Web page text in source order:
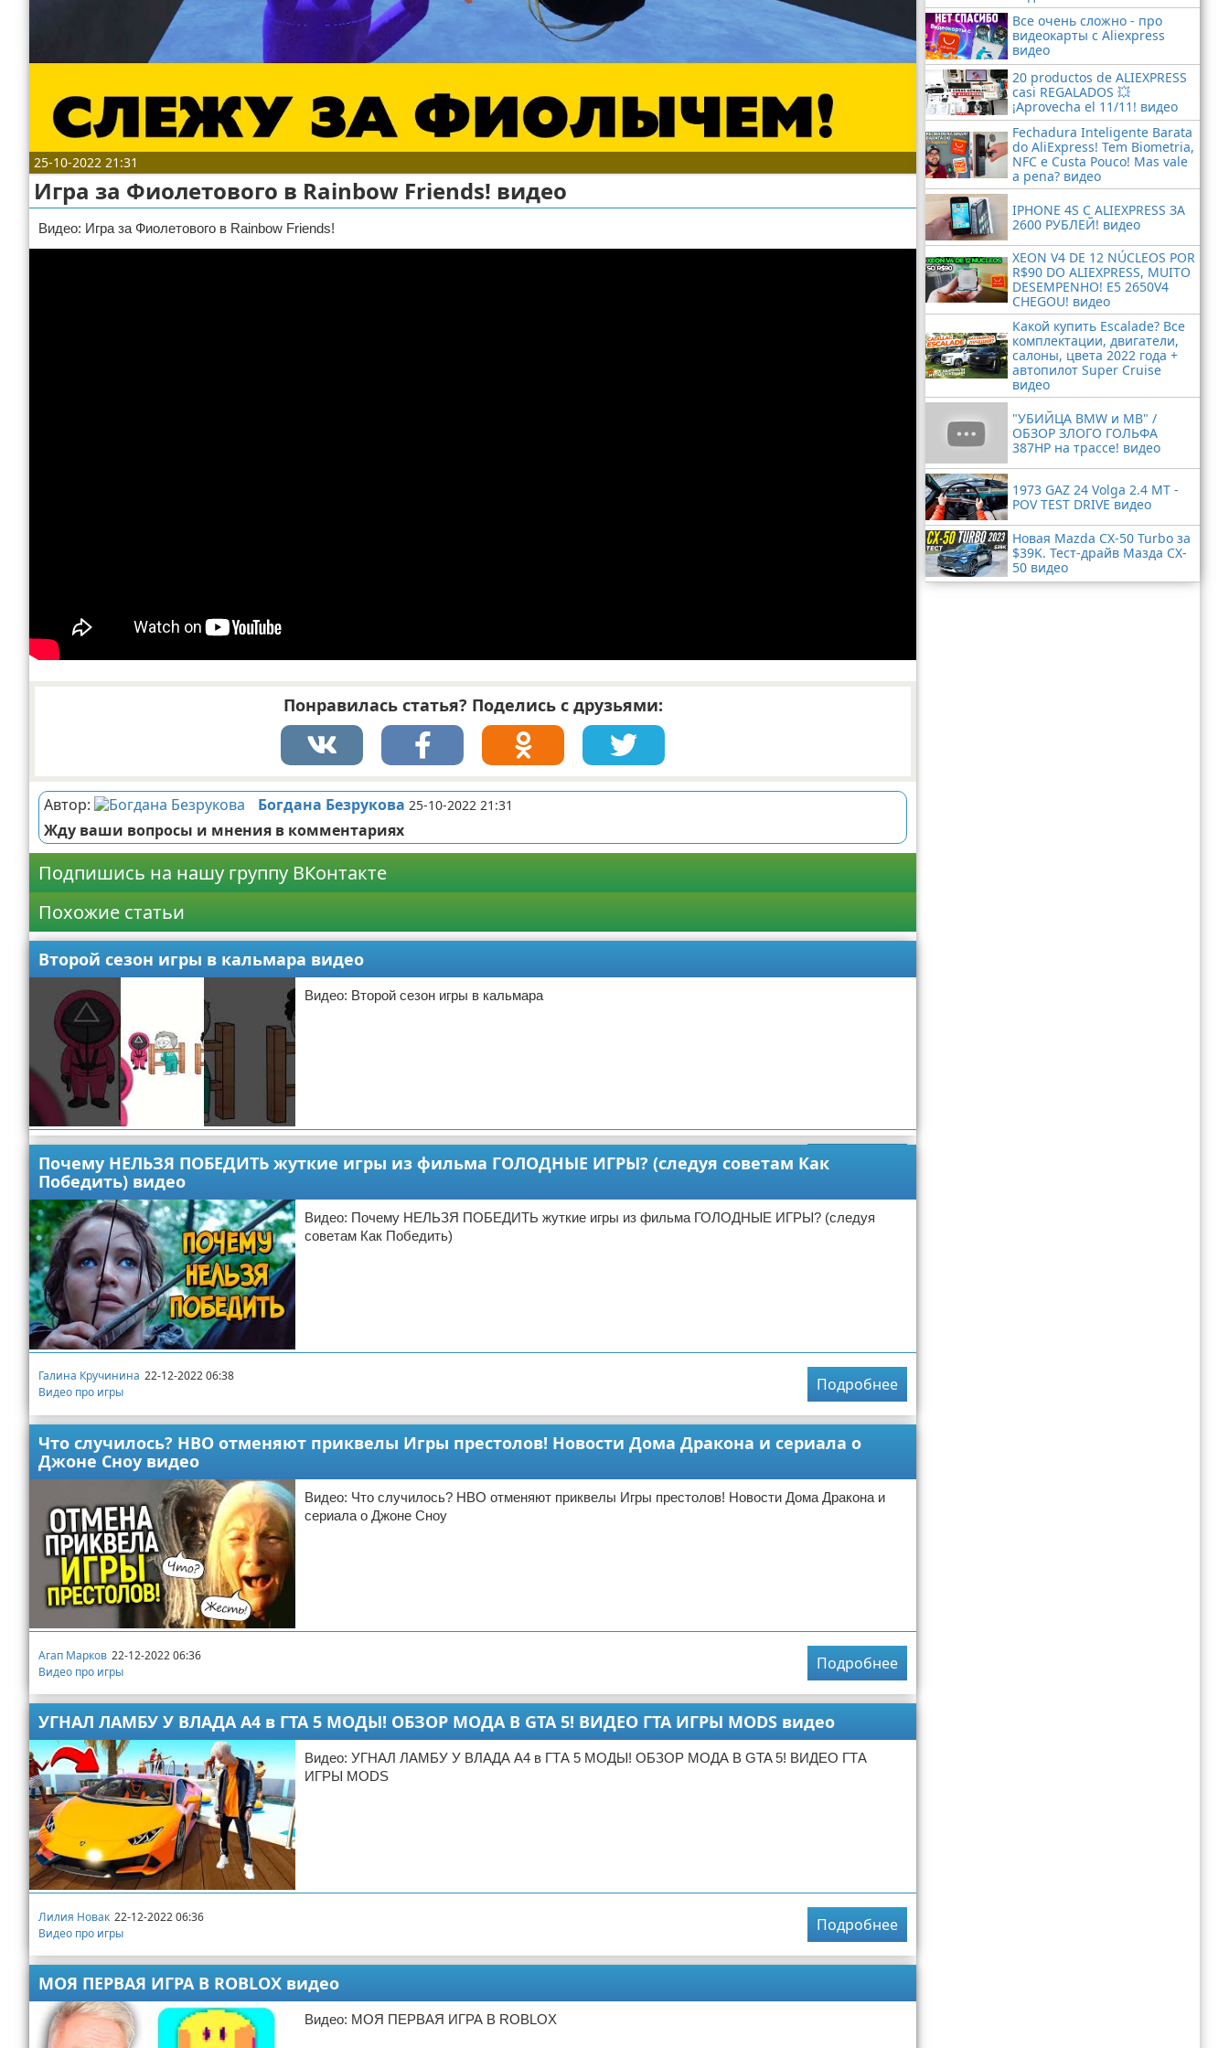
Своими руками
Строительство и ремонт
Отказ от ответственности
25-10-2022 21:31
Игра за Фиолетового в Rainbow Friends! видео
Видео: Игра за Фиолетового в Rainbow Friends!
Понравилась статья? Поделись с друзьями:
Автор: Богдана Безрукова 25-10-2022 21:31
Жду ваши вопросы и мнения в комментариях
Подпишись на нашу группу ВКонтакте
Похожие статьи
Второй сезон игры в кальмара видео
Видео: Второй сезон игры в кальмара
Видео про игры
Подробнее
Почему НЕЛЬЗЯ ПОБЕДИТЬ жуткие игры из фильма ГОЛОДНЫЕ ИГРЫ? (следуя советам Как
Победить) видео
Видео: Почему НЕЛЬЗЯ ПОБЕДИТЬ жуткие игры из фильма ГОЛОДНЫЕ ИГРЫ? (следуя
советам Как Победить)
Галина Кручинина 22-12-2022 06:38
Видео про игры
Подробнее
Что случилось? НВО отменяют приквелы Игры престолов! Новости Дома Дракона и сериала о
Джоне Сноу видео
Видео: Что случилось? НВО отменяют приквелы Игры престолов! Новости Дома Дракона и
сериала о Джоне Сноу
Агап Марков 22-12-2022 06:36
Видео про игры
Подробнее
УГНАЛ ЛАМБУ У ВЛАДА А4 в ГТА 5 МОДЫ! ОБЗОР МОДА В GTA 5! ВИДЕО ГТА ИГРЫ MODS видео
Видео: УГНАЛ ЛАМБУ У ВЛАДА А4 в ГТА 5 МОДЫ! ОБЗОР МОДА В GTA 5! ВИДЕО ГТА
ИГРЫ MODS
Лилия Новак 22-12-2022 06:36
Видео про игры
Подробнее
МОЯ ПЕРВАЯ ИГРА В ROBLOX видео
Видео: МОЯ ПЕРВАЯ ИГРА В ROBLOX
Все очень сложно - про
видеокарты с Aliexpress
видео
20 productos de ALIEXPRESS
casi REGALADOS 💥
¡Aprovecha el 11/11! видео
Fechadura Inteligente Barata
do AliExpress! Tem Biometria,
NFC e Custa Pouco! Mas vale
a pena? видео
IPHONE 4S С ALIEXPRESS ЗА
2600 РУБЛЕЙ! видео
XEON V4 DE 12 NÚCLEOS POR
R$90 DO ALIEXPRESS, MUITO
DESEMPENHO! E5 2650V4
CHEGOU! видео
Какой купить Escalade? Все
комплектации, двигатели,
салоны, цвета 2022 года +
автопилот Super Cruise
видео
"УБИЙЦА BMW и MB" /
ОБЗОР ЗЛОГО ГОЛЬФА
387HP на трассе! видео
1973 GAZ 24 Volga 2.4 MT -
POV TEST DRIVE видео
Новая Mazda CX-50 Turbo за
$39K. Тест-драйв Мазда CX-
50 видео